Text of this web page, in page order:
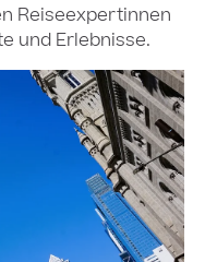
Reiseexpertinnen
und Erlebnisse.